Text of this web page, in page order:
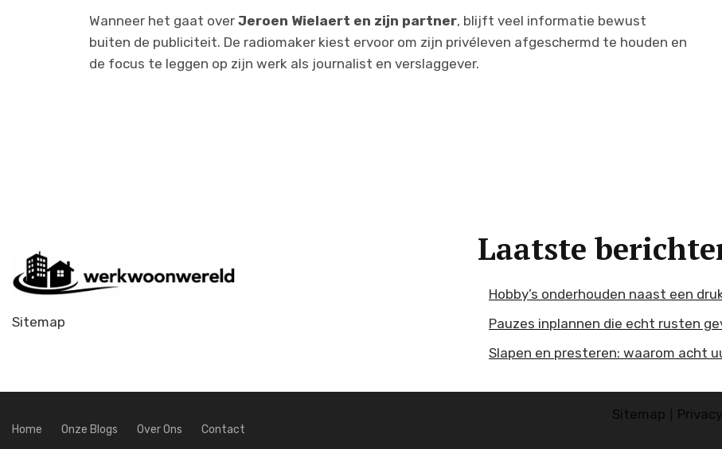
Wanneer het gaat over Jeroen Wielaert en zijn partner, blijft veel informatie bewust
buiten de publiciteit. De radiomaker kiest ervoor om zijn privéleven afgeschermd te houden en
de focus te leggen op zijn werk als journalist en verslaggever.
Sitemap
Laatste
Hobby’s onderhouden naast een
Pauzes inplannen die echt rusten
Slapen en presteren: waarom acht
Home Onze Blogs Over Ons Contact
Sitemap